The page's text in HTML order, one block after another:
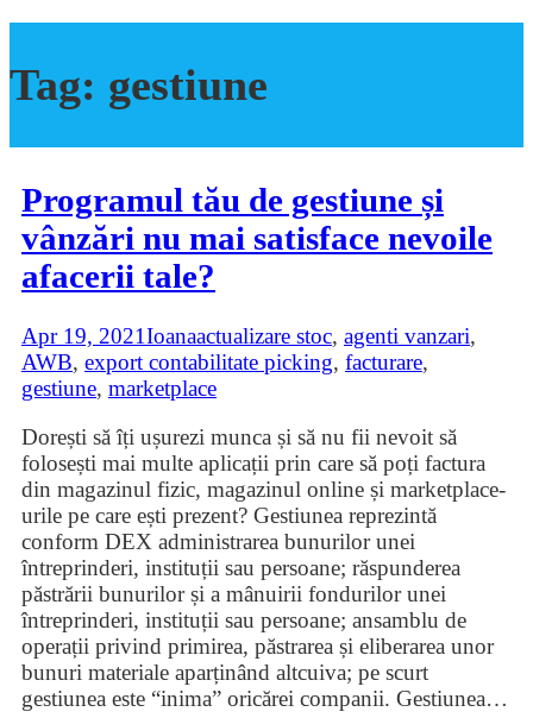
Tag: gestiune
Programul tău de gestiune și
vânzări nu mai satisface nevoile
afacerii tale?
Apr 19, 2021Ioanaactualizare stoc, agenti vanzari,
AWB, export contabilitate picking, facturare,
gestiune, marketplace
Dorești să îți ușurezi munca și să nu fii nevoit să
folosești mai multe aplicații prin care să poți factura
din magazinul fizic, magazinul online și marketplace-
urile pe care ești prezent? Gestiunea reprezintă
conform DEX administrarea bunurilor unei
întreprinderi, instituții sau persoane; răspunderea
păstrării bunurilor și a mânuirii fondurilor unei
întreprinderi, instituții sau persoane; ansamblu de
operații privind primirea, păstrarea și eliberarea unor
bunuri materiale aparținând altcuiva; pe scurt
gestiunea este “inima” oricărei companii. Gestiunea…